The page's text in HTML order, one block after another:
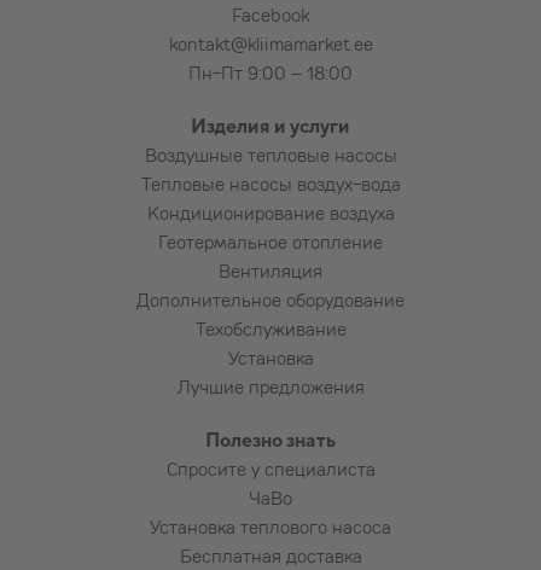
Facebook
kontakt@kliimamarket.ee
Пн-Пт 9:00 – 18:00
Изделия и услуги
Воздушные тепловые насосы
Тепловые насосы воздух-вода
Кондиционирование воздуха
Геотермальное отопление
Вентиляция
Дополнительное оборудование
Техобслуживание
Установка
Лучшие предложения
Полезно знать
Спросите у специалиста
ЧаВо
Установка теплового насоса
Бесплатная доставка